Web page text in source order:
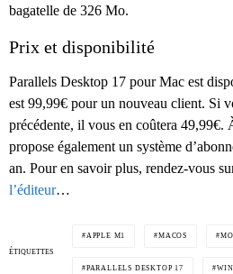
bagatelle de 326 Mo.
Prix et disponibilité
Parallels Desktop 17 pour Mac est
est 99,99€ pour un nouveau client. Si
précédente, il vous en coûtera 49,99€.
propose également un système
an. Pour en savoir plus, rendez-vous
l’éditeur…
ÉTIQUETTES
APPLE M1 MACOS
PARALLELS DESKTOP 17